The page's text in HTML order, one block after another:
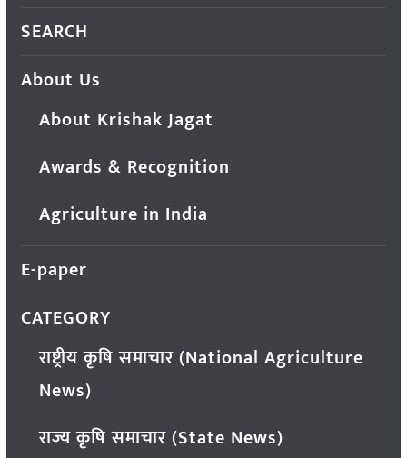
SEARCH
About Us
About Krishak Jagat
Awards & Recognition
Agriculture in India
E-paper
CATEGORY
राष्ट्रीय कृषि समाचार (National Agriculture
News)
राज्य कृषि समाचार (State News)